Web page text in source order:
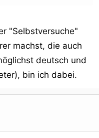
"Selbstversuche"
machst, die auch
deutsch und
bin ich dabei.